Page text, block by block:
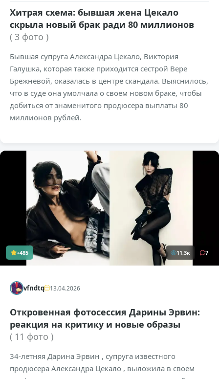
Хитрая схема: бывшая жена Цекало
скрыла новый брак ради 80 миллионов
( 3 фото )
Бывшая супруга Александра Цекало, Виктория
Галушка, которая также приходится сестрой Вере
Брежневой, оказалась в центре скандала. Выяснилось,
что в суде она умолчала о своем новом браке, чтобы
добиться от знаменитого продюсера выплаты 80
миллионов рублей.
+485 11,3к 7
vfndtq 13.04.2026
Откровенная фотосессия Дарины Эрвин:
реакция на критику и новые образы
( 11 фото )
34-летняя Дарина Эрвин , супруга известного
продюсера Александра Цекало , выложила в своем